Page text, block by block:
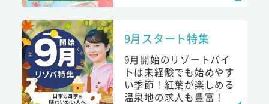
9月スタート特集
9月開始のリゾートバイ
トは未経験でも始めやす
い季節！紅葉が楽しめる
温泉地の求人も豊富！